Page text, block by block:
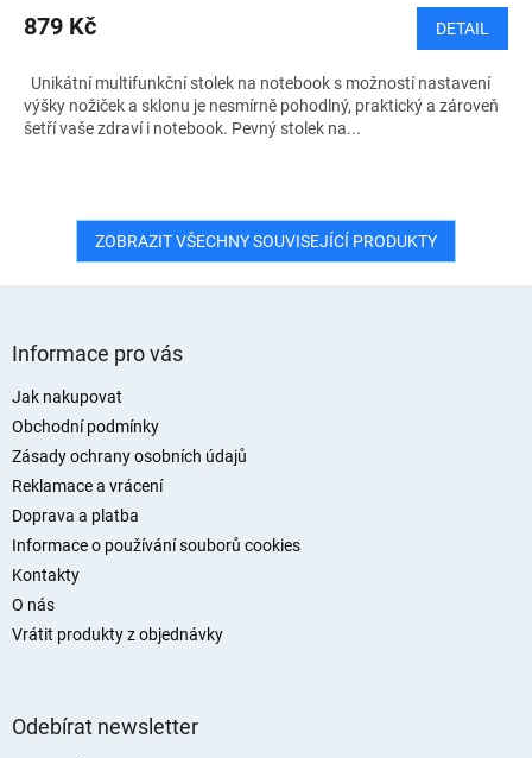
879 Kč DETAIL
Unikátní multifunkční stolek na notebook s možností nastavení
výšky nožiček a sklonu je nesmírně pohodlný, praktický a zároveň
šetří vaše zdraví i notebook. Pevný stolek na...
ZOBRAZIT VŠECHNY SOUVISEJÍCÍ PRODUKTY
Informace pro vás
Jak nakupovat
Obchodní podmínky
Zásady ochrany osobních údajů
Reklamace a vrácení
Doprava a platba
Informace o používání souborů cookies
Kontakty
O nás
Vrátit produkty z objednávky
Odebírat newsletter